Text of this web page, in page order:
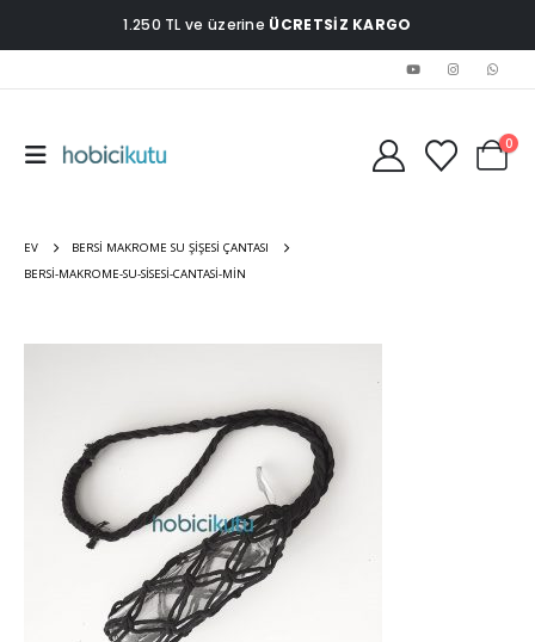
1.250 TL ve üzerine ÜCRETSİZ KARGO
0
EV
BERSI MAKROME SU ŞIŞESI ÇANTASI
BERSI-MAKROME-SU-SISESI-CANTASI-MIN